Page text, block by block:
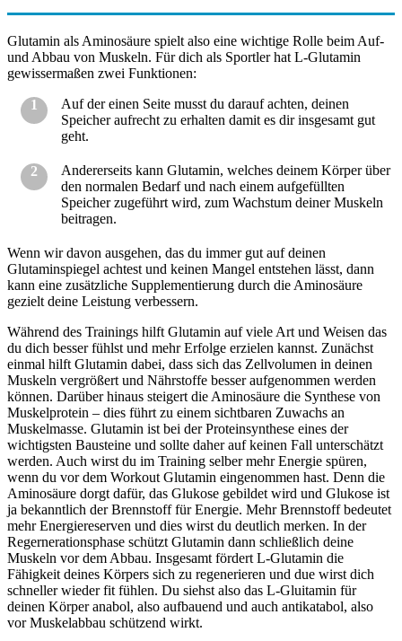
Glutamin als Aminosäure spielt also eine wichtige Rolle beim Auf-
und Abbau von Muskeln. Für dich als Sportler hat L-Glutamin
gewissermaßen zwei Funktionen:
Auf der einen Seite musst du darauf achten, deinen
Speicher aufrecht zu erhalten damit es dir insgesamt gut
geht.
Andererseits kann Glutamin, welches deinem Körper über
den normalen Bedarf und nach einem aufgefüllten
Speicher zugeführt wird, zum Wachstum deiner Muskeln
beitragen.
Wenn wir davon ausgehen, das du immer gut auf deinen
Glutaminspiegel achtest und keinen Mangel entstehen lässt, dann
kann eine zusätzliche Supplementierung durch die Aminosäure
gezielt deine Leistung verbessern.
Während des Trainings hilft Glutamin auf viele Art und Weisen das
du dich besser fühlst und mehr Erfolge erzielen kannst. Zunächst
einmal hilft Glutamin dabei, dass sich das Zellvolumen in deinen
Muskeln vergrößert und Nährstoffe besser aufgenommen werden
können. Darüber hinaus steigert die Aminosäure die Synthese von
Muskelprotein – dies führt zu einem sichtbaren Zuwachs an
Muskelmasse. Glutamin ist bei der Proteinsynthese eines der
wichtigsten Bausteine und sollte daher auf keinen Fall unterschätzt
werden. Auch wirst du im Training selber mehr Energie spüren,
wenn du vor dem Workout Glutamin eingenommen hast. Denn die
Aminosäure dorgt dafür, das Glukose gebildet wird und Glukose ist
ja bekanntlich der Brennstoff für Energie. Mehr Brennstoff bedeutet
mehr Energiereserven und dies wirst du deutlich merken. In der
Regernerationsphase schützt Glutamin dann schließlich deine
Muskeln vor dem Abbau. Insgesamt fördert L-Glutamin die
Fähigkeit deines Körpers sich zu regenerieren und due wirst dich
schneller wieder fit fühlen. Du siehst also das L-Gluitamin für
deinen Körper anabol, also aufbauend und auch antikatabol, also
vor Muskelabbau schützend wirkt.